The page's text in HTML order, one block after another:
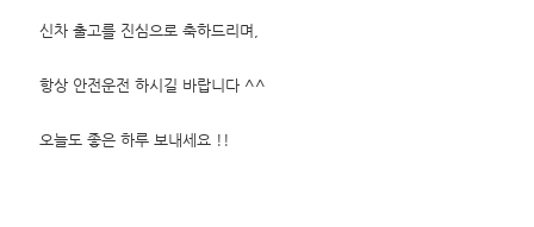
신차 출고를 진심으로 축하드리며,
항상 안전운전 하시길 바랍니다 ^^
오늘도 좋은 하루 보내세요 !!